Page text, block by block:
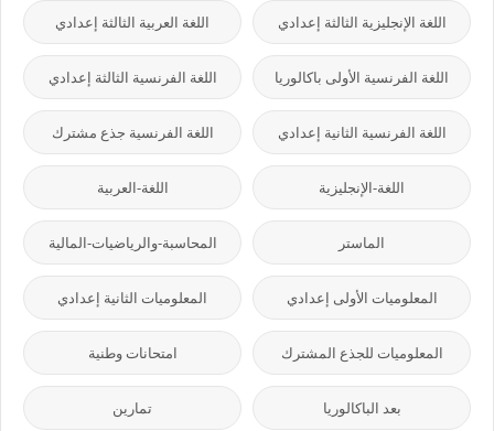
اللغة الإنجليزية الثالثة إعدادي اللغة العربية الثالثة إعدادي
اللغة الفرنسية الأولى باكالوريا اللغة الفرنسية الثالثة إعدادي
اللغة الفرنسية الثانية إعدادي اللغة الفرنسية جذع مشترك
اللغة-الإنجليزية اللغة-العربية
الماستر المحاسبة-والرياضيات-المالية
المعلوميات الأولى إعدادي المعلوميات الثانية إعدادي
المعلوميات للجذع المشترك امتحانات وطنية
بعد الباكالوريا تمارين